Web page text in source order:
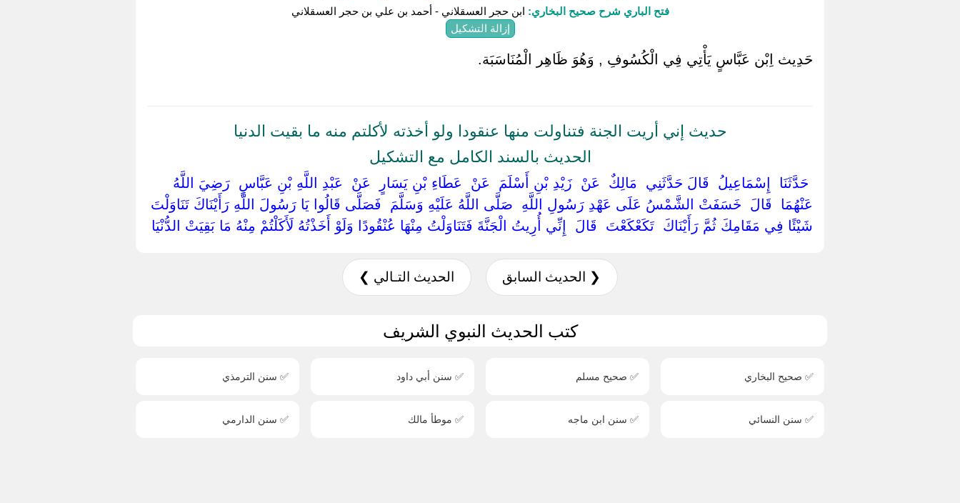
فتح الباري شرح صحيح البخاري: ابن حجر العسقلاني - أحمد بن علي بن حجر العسقلاني
إزالة التشكيل
حَدِيث اِبْن عَبَّاسٍ يَأْتِي فِي الْكُسُوفِ , وَهُوَ ظَاهِر الْمُنَاسَبَة.
حديث إني أريت الجنة فتناولت منها عنقودا ولو أخذته لأكلتم منه ما بقيت الدنيا
الحديث بالسند الكامل مع التشكيل
‏ ‏حَدَّثَنَا ‏ ‏إِسْمَاعِيلُ ‏ ‏قَالَ حَدَّثَنِي ‏ ‏مَالِكٌ ‏ ‏عَنْ ‏ ‏زَيْدِ بْنِ أَسْلَمَ ‏ ‏عَنْ ‏ ‏عَطَاءِ بْنِ يَسَارٍ ‏ ‏عَنْ ‏ ‏عَبْدِ اللَّهِ بْنِ عَبَّاسٍ ‏ ‏رَضِيَ اللَّهُ
عَنْهُمَا ‏ ‏قَالَ ‏ ‏خَسَفَتْ الشَّمْسُ عَلَى عَهْدِ رَسُولِ اللَّهِ ‏ ‏صَلَّى اللَّهُ عَلَيْهِ وَسَلَّمَ ‏ ‏فَصَلَّى قَالُوا يَا رَسُولَ اللَّهِ رَأَيْنَاكَ تَنَاوَلْتَ
شَيْئًا فِي مَقَامِكَ ثُمَّ رَأَيْنَاكَ ‏ ‏تَكَعْكَعْتَ ‏ ‏قَالَ ‏ ‏إِنِّي أُرِيتُ الْجَنَّةَ فَتَنَاوَلْتُ مِنْهَا عُنْقُودًا وَلَوْ أَخَذْتُهُ لَأَكَلْتُمْ مِنْهُ مَا بَقِيَتْ الدُّنْيَا ‏
❮ الحديث السابق الحديث التـالي ❯
كتب الحديث النبوي الشريف
✅ صحيح البخاري ✅ صحيح مسلم ✅ سنن أبي داود ✅ سنن الترمذي
✅ سنن النسائي ✅ سنن ابن ماجه ✅ موطأ مالك ✅ سنن الدارمي